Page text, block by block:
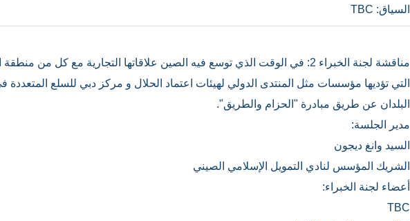
السياق: TBC
مناقشة لجنة الخبراء 2: في الوقت الذي توسع فيه الصين علاقاتها التجارية مع
التي تؤديها مؤسسات مثل المنتدى الدولي لهيئات اعتماد الحلال و مركز دبي للسلع المتعددة
البلدان عن طريق مبادرة "الحزام والطريق".
مدير الجلسة:
السيد وانغ ديجون
الشريك المؤسس لنادي التمويل الإسلامي الصيني
أعضاء لجنة الخبراء:
TBC